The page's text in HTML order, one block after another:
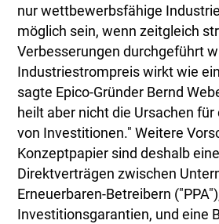
nur wettbewerbsfähige
möglich sein, wenn zeitgleich
Verbesserungen durchgeführt
Industriestrompreis wirkt wie
sagte Epico-Gründer Bernd
heilt aber nicht die Ursachen
von Investitionen." Weitere
Konzeptpapier sind deshalb
Direktverträgen zwischen
Erneuerbaren-Betreibern
Investitionsgarantien, und eine